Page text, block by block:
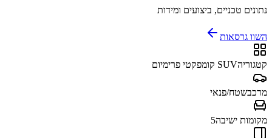
נתונים טכניים, ביצועים ומידות
השוו גרסאות
קטגוריהSUV קומפקטי פרימיום
מרכבשטח/פנאי
מקומות ישיבה5